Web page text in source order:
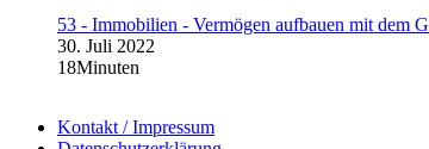
53 - Immobilien - Vermögen aufbauen mit dem
30. Juli 2022
18Minuten
Kontakt / Impressum